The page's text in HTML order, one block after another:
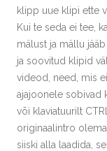
klipp uue klipi ette
Kui te seda ei tee,
mälust ja mällu
ja soovitud klipid
videod, need, mis
ajajoonele sobivad
või klaviatuurilt
originaalintro
siiski alla laadida,